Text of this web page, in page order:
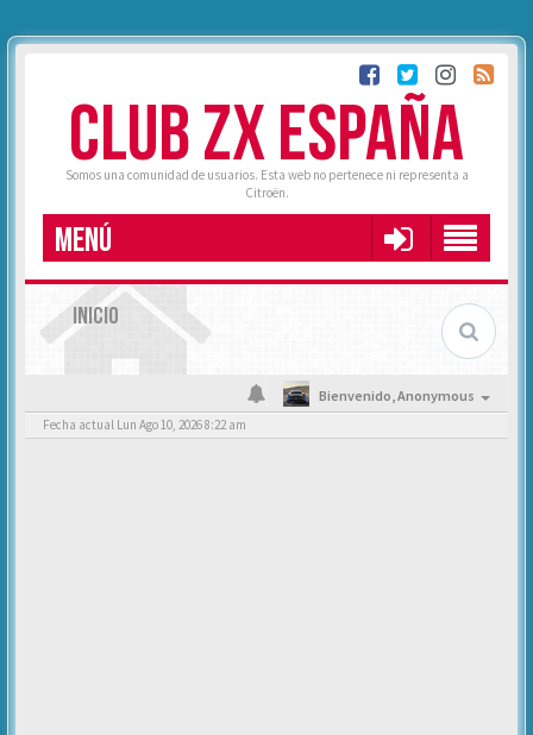
CLUB ZX ESPAÑA
Somos una comunidad de usuarios. Esta web no pertenece ni representa a
Citroën.
MENÚ
INICIO
Bienvenido,Anonymous
Fecha actual Lun Ago 10, 2026 8:22 am